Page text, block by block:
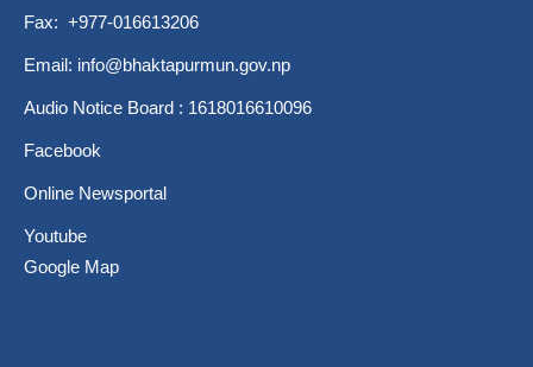
Fax: +977-016613206
Email: info@bhaktapurmun.gov.np
Audio Notice Board : 1618016610096
Facebook
Online Newsportal
Youtube
Google Map